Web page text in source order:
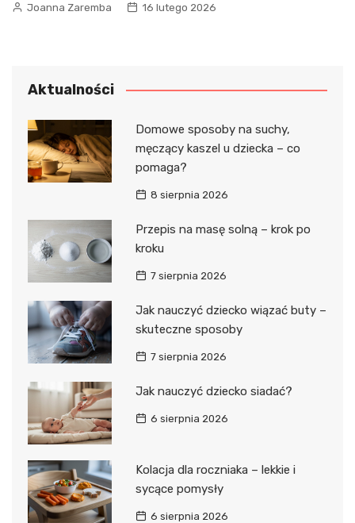
Joanna Zaremba 16 lutego 2026
Aktualności
Domowe sposoby na suchy,
męczący kaszel u dziecka – co
pomaga?
8 sierpnia 2026
Przepis na masę solną – krok po
kroku
7 sierpnia 2026
Jak nauczyć dziecko wiązać buty –
skuteczne sposoby
7 sierpnia 2026
Jak nauczyć dziecko siadać?
6 sierpnia 2026
Kolacja dla roczniaka – lekkie i
sycące pomysły
6 sierpnia 2026